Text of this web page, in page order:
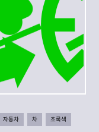
자동차 차 초록색